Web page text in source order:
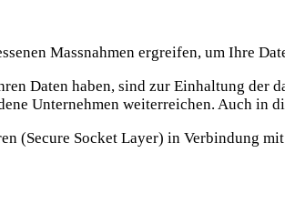
Massnahmen ergreifen, um Ihre
Daten haben, sind zur Einhaltung
Unternehmen weiterreichen. Auch in
(Secure Socket Layer) in Verbindung